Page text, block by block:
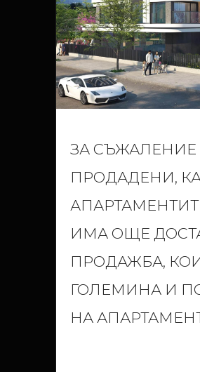
ЗА СЪЖАЛЕНИЕ
ПРОДАДЕНИ,
ИМА ОЩЕ
ПРОДАЖБА,
ГОЛЕМИНА И
НА